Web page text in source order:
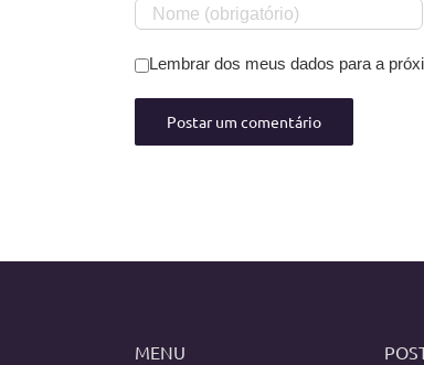
Lembrar dos meus dados para a
MENU